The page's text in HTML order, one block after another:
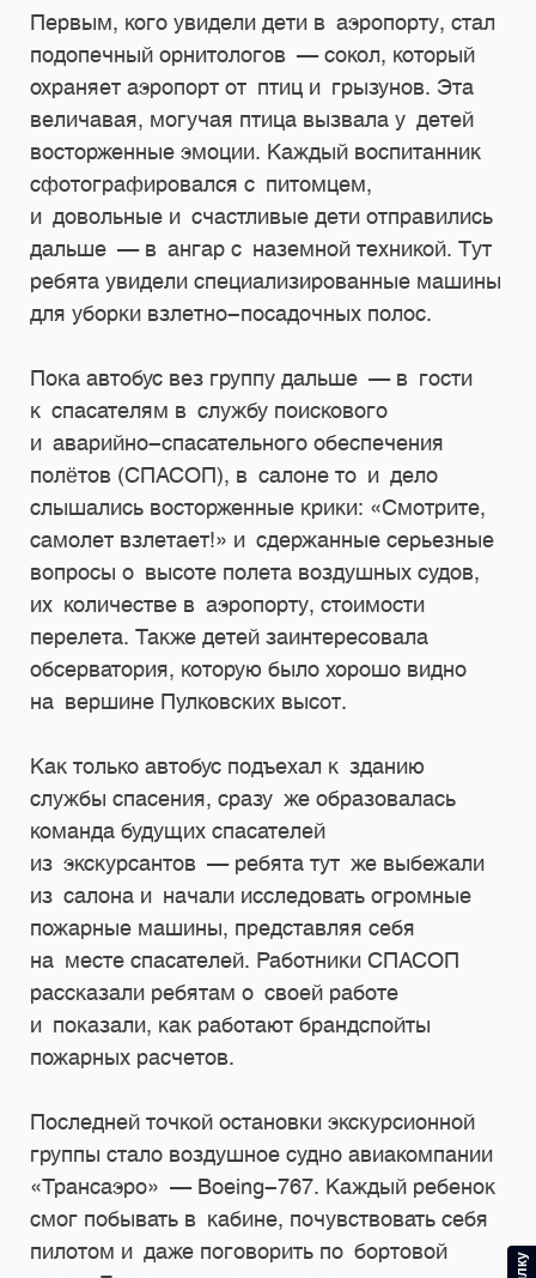
Первым, кого увидели дети в аэропорту, стал
подопечный орнитологов — сокол, который
охраняет аэропорт от птиц и грызунов. Эта
величавая, могучая птица вызвала у детей
восторженные эмоции. Каждый воспитанник
сфотографировался с питомцем,
и довольные и счастливые дети отправились
дальше — в ангар с наземной техникой. Тут
ребята увидели специализированные машины
для уборки взлетно-посадочных полос.
Пока автобус вез группу дальше — в гости
к спасателям в службу поискового
и аварийно-спасательного обеспечения
полётов (СПАСОП), в салоне то и дело
слышались восторженные крики: «Смотрите,
самолет взлетает!» и сдержанные серьезные
вопросы о высоте полета воздушных судов,
их количестве в аэропорту, стоимости
перелета. Также детей заинтересовала
обсерватория, которую было хорошо видно
на вершине Пулковских высот.
Как только автобус подъехал к зданию
службы спасения, сразу же образовалась
команда будущих спасателей
из экскурсантов — ребята тут же выбежали
из салона и начали исследовать огромные
пожарные машины, представляя себя
на месте спасателей. Работники СПАСОП
рассказали ребятам о своей работе
и показали, как работают брандспойты
пожарных расчетов.
Последней точкой остановки экскурсионной
группы стало воздушное судно авиакомпании
«Трансаэро» — Boeing-767. Каждый ребенок
смог побывать в кабине, почувствовать себя
пилотом и даже поговорить по бортовой